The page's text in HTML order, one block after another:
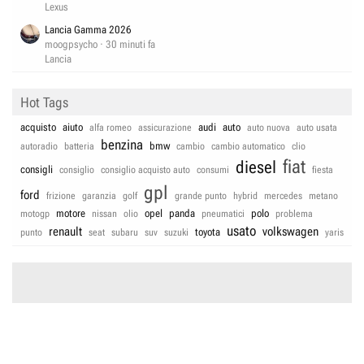
Lexus
Lancia Gamma 2026
moogpsycho
30 minuti fa
Lancia
Hot Tags
acquisto aiuto alfa romeo assicurazione audi auto auto nuova
auto usata
autoradio
batteria benzina bmw cambio cambio automatico clio
consigli consiglio consiglio acquisto auto consumi diesel fiat fiesta
ford frizione garanzia golf gpl grande punto hybrid mercedes
metano
motogp
motore nissan olio opel panda pneumatici polo
problema
punto
renault seat subaru suv suzuki toyota usato volkswagen yaris